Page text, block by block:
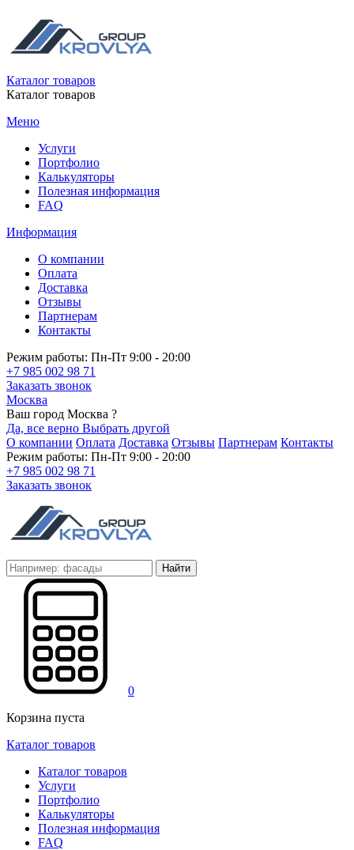
Каталог товаров
Каталог товаров
Меню
Услуги
Портфолио
Калькуляторы
Полезная информация
FAQ
Информация
О компании
Оплата
Доставка
Отзывы
Партнерам
Контакты
Режим работы: Пн-Пт 9:00 - 20:00
+7 985 002 98 71
Заказать звонок
Москва
Ваш город Москва ?
Да, все верно Выбрать другой
О компании Оплата Доставка Отзывы Партнерам Контакты
Режим работы: Пн-Пт 9:00 - 20:00
+7 985 002 98 71
Заказать звонок
Найти
0
Корзина пуста
Каталог товаров
Каталог товаров
Услуги
Портфолио
Калькуляторы
Полезная информация
FAQ